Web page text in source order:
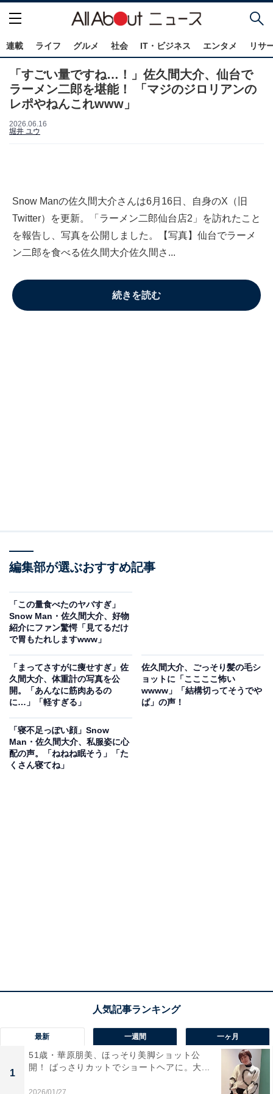
連載 ライフ グルメ 社会 IT・ビジネス エンタメ リサ
「すごい量ですね…！」佐久間大介、仙台で
ラーメン二郎を堪能！ 「マジのジロリアンの
レポやねんこれwww」
2026.06.16
堀井 ユウ
Snow Manの佐久間大介さんは6月16日、自身のX（旧
Twitter）を更新。「ラーメン二郎仙台店2」を訪れたこと
を報告し、写真を公開しました。【写真】仙台でラーメ
ン二郎を食べる佐久間大介佐久間さ...
続きを読む
編集部が選ぶおすすめ記事
「この量食べたのヤバすぎ」
Snow Man・佐久間大介、好物
紹介にファン驚愕「見てるだけ
で胃もたれしますwww」
「まってさすがに痩せすぎ」佐
久間大介、体重計の写真を公
開。「あんなに筋肉あるの
に…」「軽すぎる」
佐久間大介、ごっそり髪の毛シ
ョットに「ここここ怖い
wwww」「結構切ってそうでや
ば」の声！
「寝不足っぽい顔」Snow
Man・佐久間大介、私服姿に心
配の声。「ねねね眠そう」「た
くさん寝てね」
最新 一週間 一ヶ月
1
51歳・華原朋美、ほっそり美脚ショット公
開！ ばっさりカットでショートヘアに。大...